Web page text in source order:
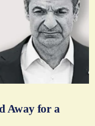
Away for a